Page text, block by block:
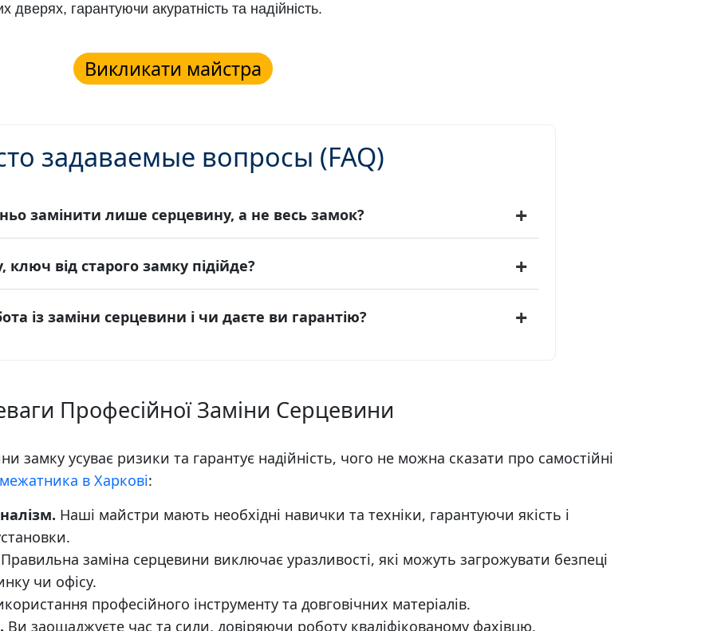
дверях, гарантуючи акуратність та надійність.
Викликати майстра
задаваемые вопросы (FAQ)
замінити лише серцевину, а не весь замок?
від старого замку підійде?
із заміни серцевини і чи даєте ви гарантію?
Професійної Заміни Серцевини
замку усуває ризики та гарантує надійність, чого не можна сказати про самостійні
в Харкові:
Наші майстри мають необхідні навички та техніки, гарантуючи якість і
Правильна заміна серцевини виключає уразливості, які можуть загрожувати безпеці
чи офісу.
професійного інструменту та довговічних матеріалів.
Ви заощаджуєте час та сили, довіряючи роботу кваліфікованому фахівцю.